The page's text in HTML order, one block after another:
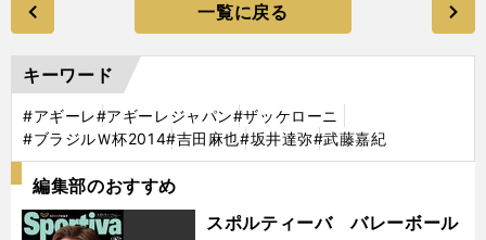
一覧に戻る
キーワード
#アギーレ#アギーレジャパン#ザッケローニ
#ブラジルＷ杯2014#吉田麻也#坂井達弥#武藤嘉紀
編集部のおすすめ
スポルティーバ バレーボール